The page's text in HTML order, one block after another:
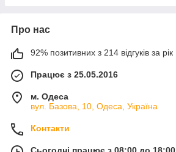
Про нас
92% позитивних з 214 відгуків за рік
Працює з 25.05.2016
м. Одеса
вул. Базова, 10, Одеса, Україна
Контакти